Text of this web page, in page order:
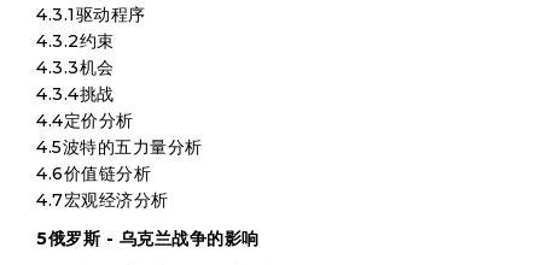
4.3.1驱动程序
4.3.2约束
4.3.3机会
4.3.4挑战
4.4定价分析
4.5波特的五力量分析
4.6价值链分析
4.7宏观经济分析
5俄罗斯 - 乌克兰战争的影响